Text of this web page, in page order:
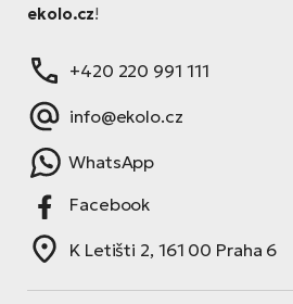
ekolo.cz!
+420 220 991 111
info@ekolo.cz
WhatsApp
Facebook
K Letišti 2, 161 00 Praha 6